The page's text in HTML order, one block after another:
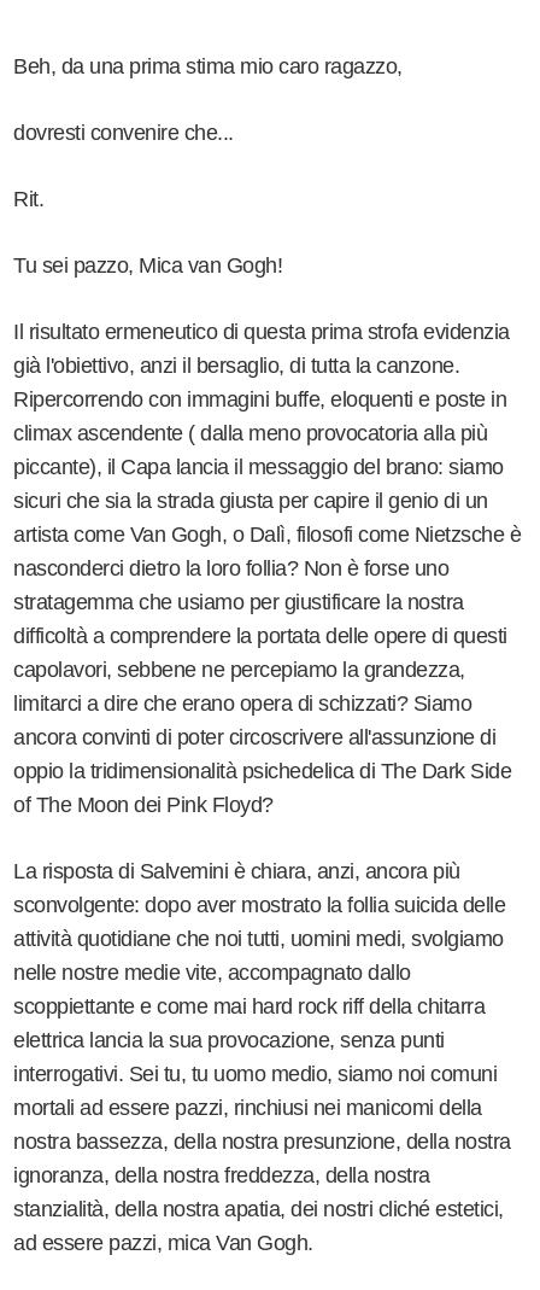
Beh, da una prima stima mio caro ragazzo,
dovresti convenire che...
Rit.
Tu sei pazzo, Mica van Gogh!
Il risultato ermeneutico di questa prima strofa evidenzia
già l'obiettivo, anzi il bersaglio, di tutta la canzone.
Ripercorrendo con immagini buffe, eloquenti e poste in
climax ascendente ( dalla meno provocatoria alla più
piccante), il Capa lancia il messaggio del brano: siamo
sicuri che sia la strada giusta per capire il genio di un
artista come Van Gogh, o Dalì, filosofi come Nietzsche è
nasconderci dietro la loro follia? Non è forse uno
stratagemma che usiamo per giustificare la nostra
difficoltà a comprendere la portata delle opere di questi
capolavori, sebbene ne percepiamo la grandezza,
limitarci a dire che erano opera di schizzati? Siamo
ancora convinti di poter circoscrivere all'assunzione di
oppio la tridimensionalità psichedelica di The Dark Side
of The Moon dei Pink Floyd?
La risposta di Salvemini è chiara, anzi, ancora più
sconvolgente: dopo aver mostrato la follia suicida delle
attività quotidiane che noi tutti, uomini medi, svolgiamo
nelle nostre medie vite, accompagnato dallo
scoppiettante e come mai hard rock riff della chitarra
elettrica lancia la sua provocazione, senza punti
interrogativi. Sei tu, tu uomo medio, siamo noi comuni
mortali ad essere pazzi, rinchiusi nei manicomi della
nostra bassezza, della nostra presunzione, della nostra
ignoranza, della nostra freddezza, della nostra
stanzialità, della nostra apatia, dei nostri cliché estetici,
ad essere pazzi, mica Van Gogh.